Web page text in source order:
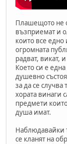
Плашещото не
възприемат и
които все
огромната
радват, викат,
Което си е
душевно
за да се
хората винаги
предмети
душа имат.
Наблюдавайки
се кланят на